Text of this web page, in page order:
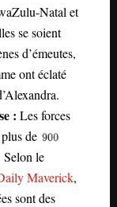
Natal et
se soient
d’émeutes,
ont éclaté
: Les forces
de
Selon le
Maverick,
sont des